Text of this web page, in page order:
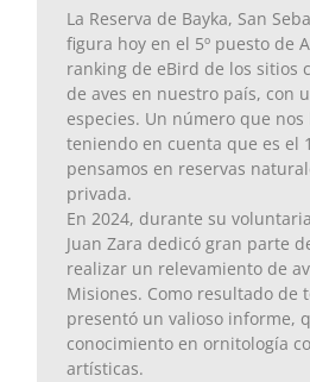
La Reserva de Bayka, San
figura hoy en el 5º puesto de
ranking de eBird de los sitios
de aves en nuestro país, con
especies. Un número que
teniendo en cuenta que es el
pensamos en reservas
privada.
En 2024, durante su
Juan Zara dedicó gran parte
realizar un relevamiento de
Misiones. Como resultado de
presentó un valioso informe,
conocimiento en ornitología
artísticas.